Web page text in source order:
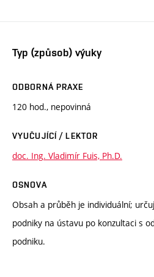
Typ (způsob) výuky
ODBORNÁ PRAXE
120 hod., nepovinná
VYUČUJÍCÍ / LEKTOR
doc. Ing. Vladimír Fuis, Ph.D.
OSNOVA
Obsah a průběh je individuální;
podniky na ústavu po konzultaci s
podniku.